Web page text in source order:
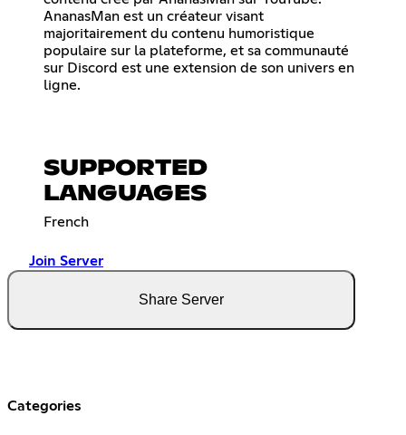
AnanasMan est un créateur visant
majoritairement du contenu humoristique
populaire sur la plateforme, et sa communauté
sur Discord est une extension de son univers en
ligne.
SUPPORTED
LANGUAGES
French
Join Server
Share Server
Categories